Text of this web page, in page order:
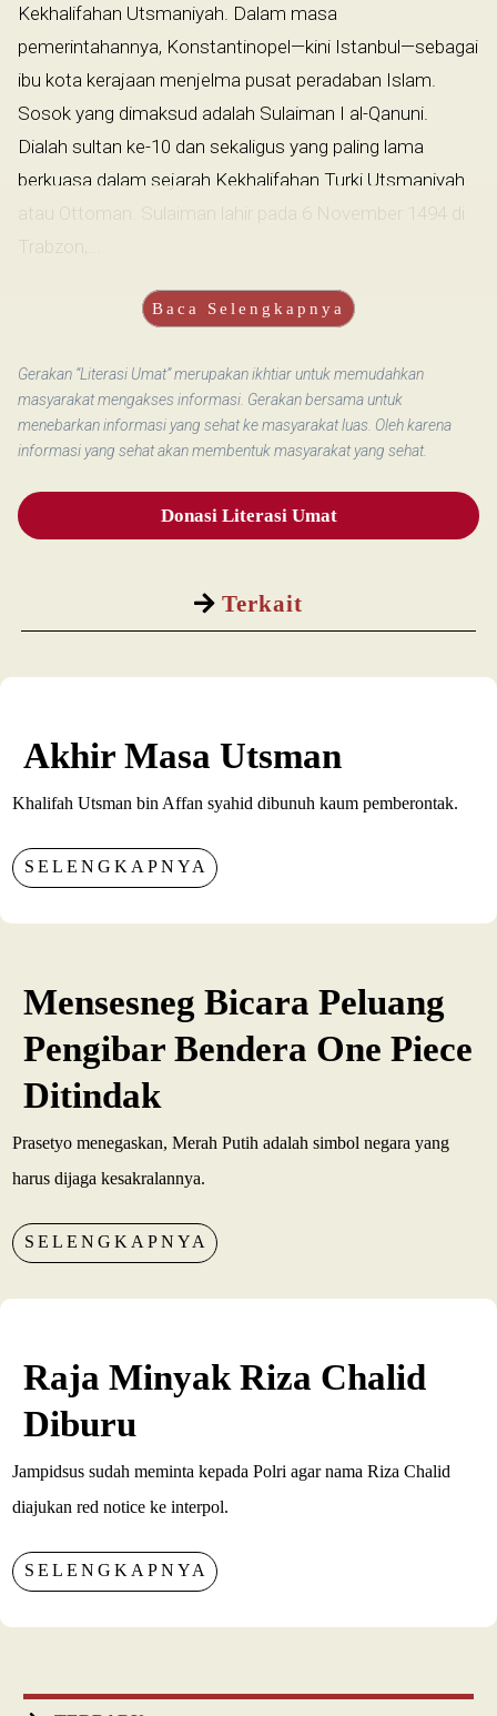
Terkait
Kekhalifahan Utsmaniyah. Dalam masa
pemerintahannya, Konstantinopel—kini Istanbul—sebagai
ibu kota kerajaan menjelma pusat peradaban Islam.
Sosok yang dimaksud adalah Sulaiman I al-Qanuni.
Dialah sultan ke-10 dan sekaligus yang paling lama
berkuasa dalam sejarah Kekhalifahan Turki Utsmaniyah
atau Ottoman. Sulaiman lahir pada 6 November 1494 di
Trabzon,...
Baca Selengkapnya
Gerakan “Literasi Umat” merupakan ikhtiar untuk memudahkan
masyarakat mengakses informasi. Gerakan bersama untuk
menebarkan informasi yang sehat ke masyarakat luas. Oleh karena
informasi yang sehat akan membentuk masyarakat yang sehat.
Donasi Literasi Umat
Akhir Masa Utsman
Khalifah Utsman bin Affan syahid dibunuh kaum pemberontak.
SELENGKAPNYA
Mensesneg Bicara Peluang
Pengibar Bendera One Piece
Ditindak
Prasetyo menegaskan, Merah Putih adalah simbol negara yang
harus dijaga kesakralannya.
SELENGKAPNYA
Raja Minyak Riza Chalid
Diburu
Jampidsus sudah meminta kepada Polri agar nama Riza Chalid
diajukan red notice ke interpol.
SELENGKAPNYA